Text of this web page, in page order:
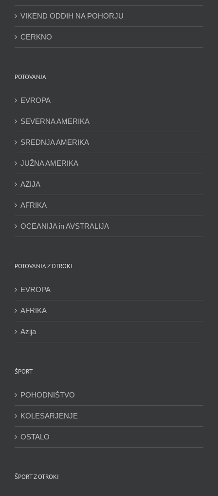
VIKEND ODDIH NA POHORJU
CERKNO
POTOVANJA
EVROPA
SEVERNA AMERIKA
SREDNJA AMERIKA
JUŽNA AMERIKA
AZIJA
AFRIKA
OCEANIJA in AVSTRALIJA
POTOVANJA Z OTROKI
EVROPA
AFRIKA
Azija
ŠPORT
POHODNIŠTVO
KOLESARJENJE
OSTALO
ŠPORT Z OTROKI